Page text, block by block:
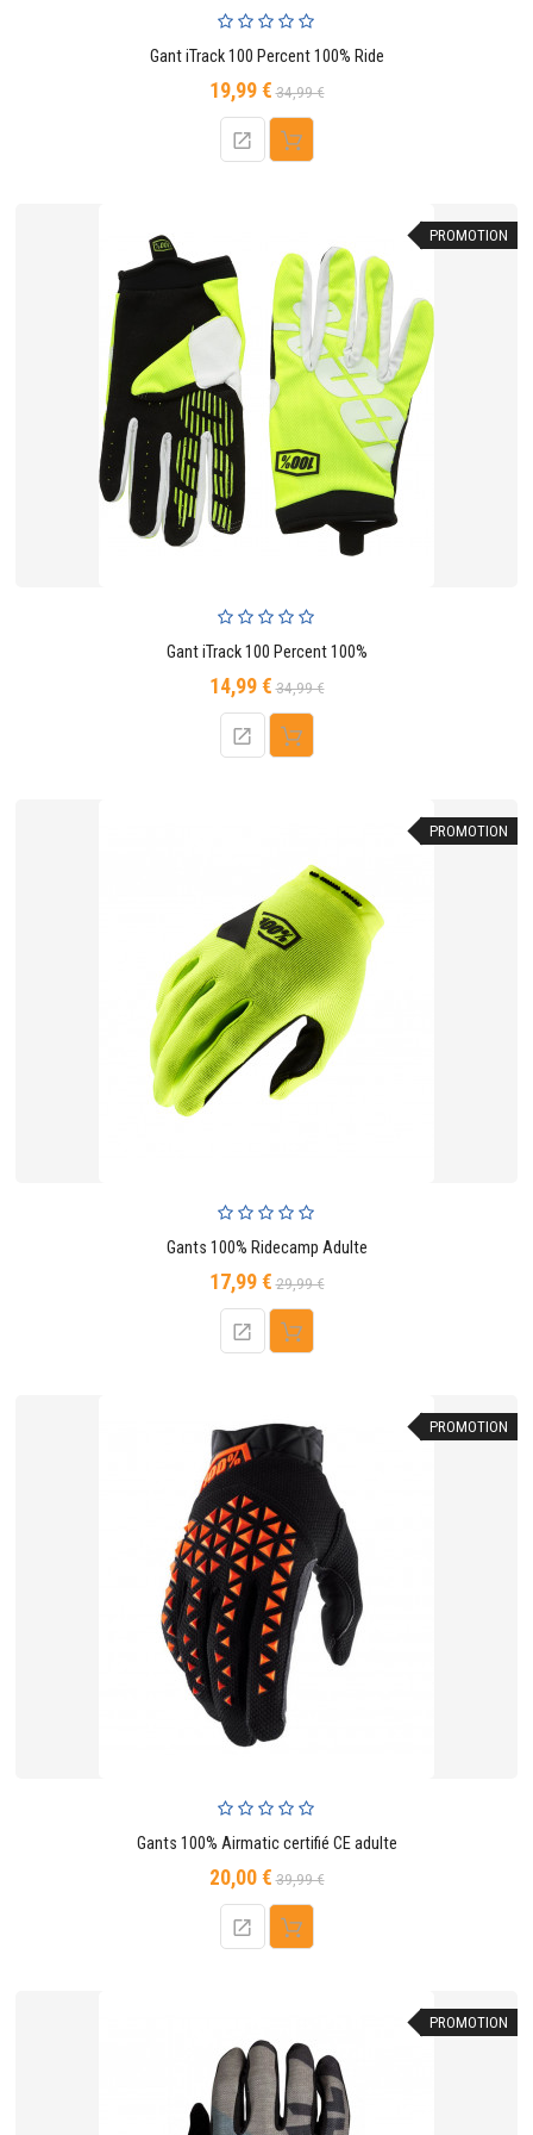
Gant iTrack 100 Percent 100% Ride
19,99 €Prix
de
base
34,99 €Prix
PROMOTION
Gant iTrack 100 Percent 100%
14,99 €Prix
de
base
34,99 €Prix
PROMOTION
Gants 100% Ridecamp Adulte
17,99 €Prix
de
base
29,99 €Prix
PROMOTION
Gants 100% Airmatic certifié CE adulte
20,00 €Prix
de
base
39,99 €Prix
PROMOTION